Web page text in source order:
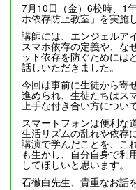
7月10日（金）6校時、1
ホ依存防止教室」を実施
講師には、エンジェルア
スマホ依存の定義や、な
ット依存を防ぐためには
話しいただきました。
今回は事前に生徒から寄
進められ、生徒たちはス
上手な付き合い方につい
スマートフォンは便利な
生活リズムの乱れや依存
講演で学んだことを、こ
も生かし、自分自身で利
してほしいと思います。
石徹白先生、貴重なお話